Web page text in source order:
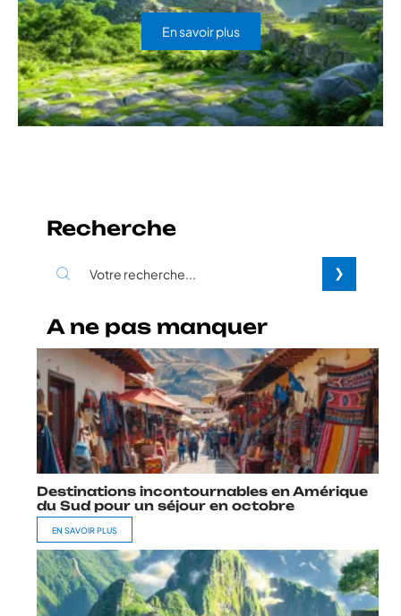
En savoir plus
Recherche
A ne pas manquer
Destinations incontournables en Amérique
du Sud pour un séjour en octobre
EN SAVOIR PLUS